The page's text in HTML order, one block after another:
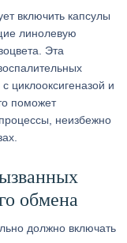
включить капсулы
линолевую
Эта
циклооксигеназой и
поможет
неизбежно
обмена